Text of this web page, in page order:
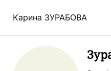
Карина ЗУРАБОВА